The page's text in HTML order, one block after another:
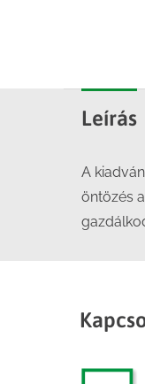
Leírás
A
öntözés